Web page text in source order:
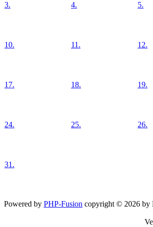
3. 4. 5.
10. 11. 12.
17. 18. 19.
24. 25. 26.
31.
Powered by PHP-Fusion copyright © 2026 by